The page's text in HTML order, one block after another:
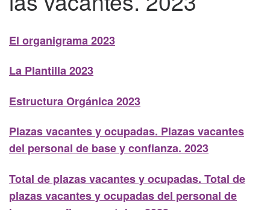
El organigrama 2023
La Plantilla 2023
Estructura Orgánica 2023
Plazas vacantes y ocupadas. Plazas vacantes
del personal de base y confianza. 2023
Total de plazas vacantes y ocupadas. Total de
plazas vacantes y ocupadas del personal de